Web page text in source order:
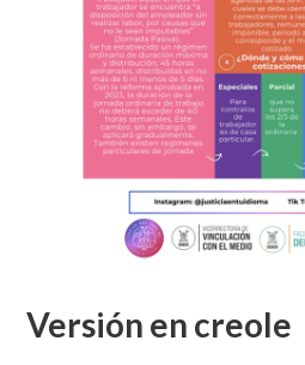
Versión en creole